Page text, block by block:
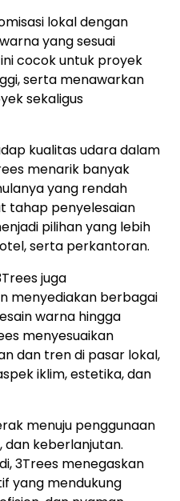
lokal dengan
yang sesuai
cocok untuk proyek
serta menawarkan
sekaligus
kualitas udara dalam
menarik banyak
yang rendah
tahap penyelesaian
pilihan yang lebih
serta perkantoran.
juga
menyediakan berbagai
warna hingga
menyesuaikan
dan tren di pasar lokal,
iklim, estetika, dan
menuju penggunaan
dan keberlanjutan.
3Trees menegaskan
yang mendukung